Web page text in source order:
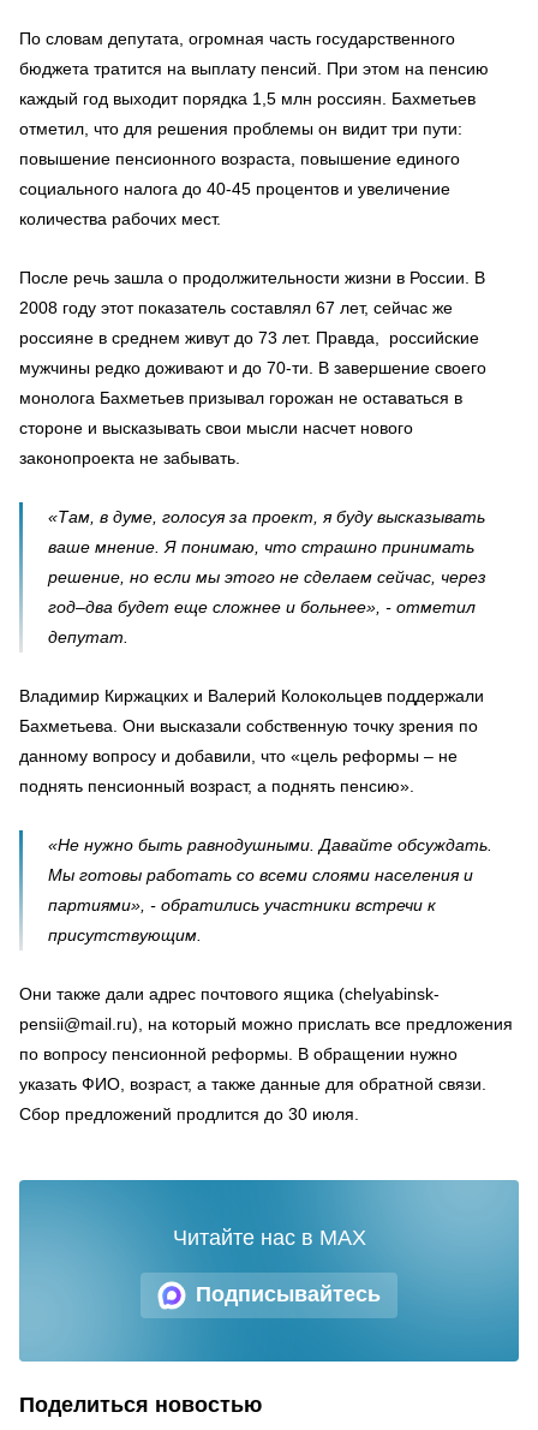
По словам депутата, огромная часть государственного
бюджета тратится на выплату пенсий. При этом на пенсию
каждый год выходит порядка 1,5 млн россиян. Бахметьев
отметил, что для решения проблемы он видит три пути:
повышение пенсионного возраста, повышение единого
социального налога до 40-45 процентов и увеличение
количества рабочих мест.
После речь зашла о продолжительности жизни в России. В
2008 году этот показатель составлял 67 лет, сейчас же
россияне в среднем живут до 73 лет. Правда, российские
мужчины редко доживают и до 70-ти. В завершение своего
монолога Бахметьев призывал горожан не оставаться в
стороне и высказывать свои мысли насчет нового
законопроекта не забывать.
«Там, в думе, голосуя за проект, я буду высказывать
ваше мнение. Я понимаю, что страшно принимать
решение, но если мы этого не сделаем сейчас, через
год–два будет еще сложнее и больнее», - отметил
депутат.
Владимир Киржацких и Валерий Колокольцев поддержали
Бахметьева. Они высказали собственную точку зрения по
данному вопросу и добавили, что «цель реформы – не
поднять пенсионный возраст, а поднять пенсию».
«Не нужно быть равнодушными. Давайте обсуждать.
Мы готовы работать со всеми слоями населения и
партиями», - обратились участники встречи к
присутствующим.
Они также дали адрес почтового ящика (chelyabinsk-
pensii@mail.ru), на который можно прислать все предложения
по вопросу пенсионной реформы. В обращении нужно
указать ФИО, возраст, а также данные для обратной связи.
Сбор предложений продлится до 30 июля.
Подписывайтесь
Читайте нас в MAX
Поделиться новостью